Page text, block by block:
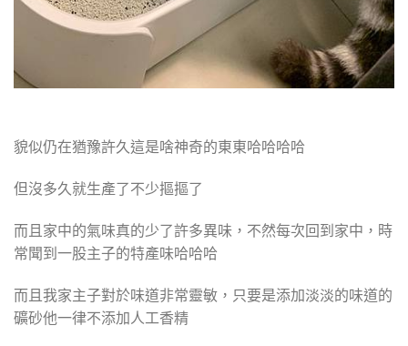
貌似仍在猶豫許久這是啥神奇的東東哈哈哈哈
但沒多久就生產了不少摳摳了
而且家中的氣味真的少了許多異味，不然每次回到家中，時
常聞到一股主子的特產味哈哈哈
而且我家主子對於味道非常靈敏，只要是添加淡淡的味道的
礦砂他一律不添加人工香精